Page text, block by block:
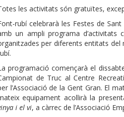
les activitats són gratuïtes,
rubí celebrarà les Festes de
un ampli programa d’activitats
per diferents entitats del
programació començarà el
de Truc al Centre
l’Associació de la Gent Gran. El
equipament acollirà la
i el vi, a càrrec de l’Associació